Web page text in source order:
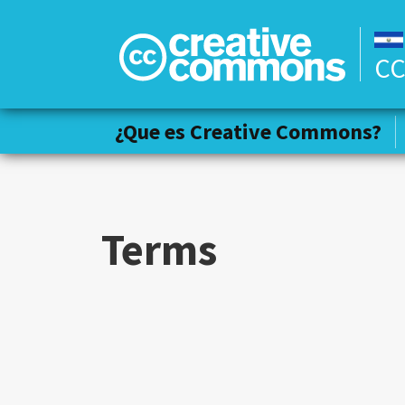
¿Que es Creative Commons?
¿Que es Creative Commons?
Terms